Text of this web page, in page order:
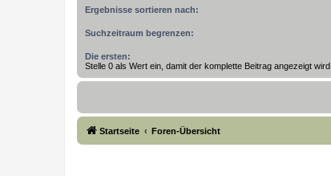
Ergebnisse sortieren nach:
Suchzeitraum begrenzen:
Die ersten:
Stelle 0 als Wert ein, damit der komplette Beitrag angezeigt wird.
Startseite Foren-Übersicht